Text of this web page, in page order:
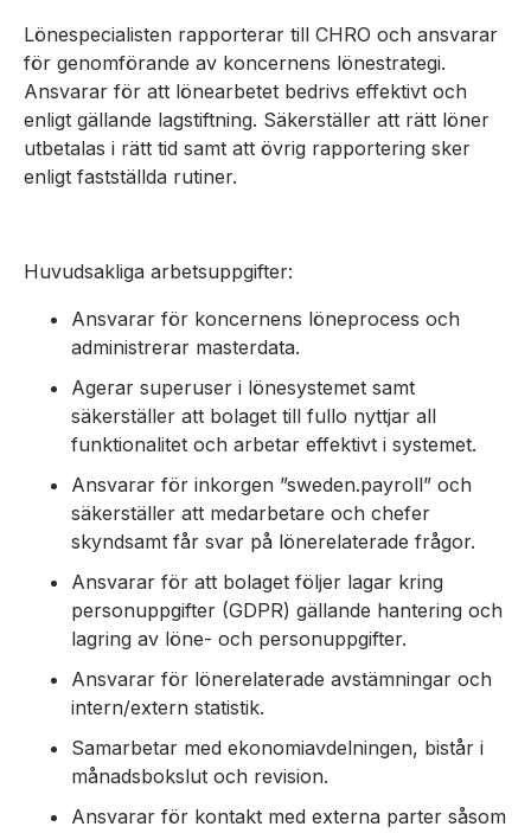
Lönespecialisten rapporterar till CHRO och ansvarar
för genomförande av koncernens lönestrategi.
Ansvarar för att lönearbetet bedrivs effektivt och
enligt gällande lagstiftning. Säkerställer att rätt löner
utbetalas i rätt tid samt att övrig rapportering sker
enligt fastställda rutiner.
Huvudsakliga arbetsuppgifter:
Ansvarar för koncernens löneprocess och
administrerar masterdata.
Agerar superuser i lönesystemet samt
säkerställer att bolaget till fullo nyttjar all
funktionalitet och arbetar effektivt i systemet.
Ansvarar för inkorgen ”sweden.payroll” och
säkerställer att medarbetare och chefer
skyndsamt får svar på lönerelaterade frågor.
Ansvarar för att bolaget följer lagar kring
personuppgifter (GDPR) gällande hantering och
lagring av löne- och personuppgifter.
Ansvarar för lönerelaterade avstämningar och
intern/extern statistik.
Samarbetar med ekonomiavdelningen, bistår i
månadsbokslut och revision.
Ansvarar för kontakt med externa parter såsom